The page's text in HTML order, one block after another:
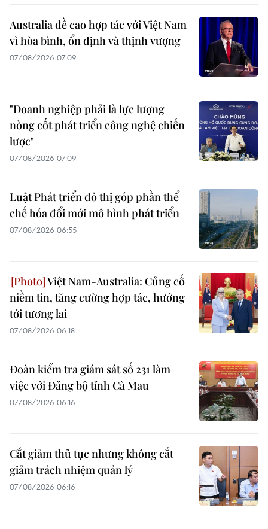
Australia đề cao hợp tác với Việt Nam
vì hòa bình, ổn định và thịnh vượng
07/08/2026 07:09
"Doanh nghiệp phải là lực lượng
nòng cốt phát triển công nghệ chiến
lược"
07/08/2026 07:09
Luật Phát triển đô thị góp phần thể
chế hóa đổi mới mô hình phát triển
07/08/2026 06:55
Việt Nam-Australia: Củng cố
niềm tin, tăng cường hợp tác, hướng
tới tương lai
07/08/2026 06:18
Đoàn kiểm tra giám sát số 231 làm
việc với Đảng bộ tỉnh Cà Mau
07/08/2026 06:16
Cắt giảm thủ tục nhưng không cắt
giảm trách nhiệm quản lý
07/08/2026 06:16